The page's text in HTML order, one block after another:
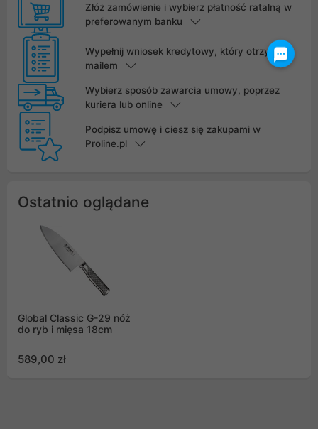
Złóż zamówienie i wybierz płatność ratalną w
preferowanym banku
Wypełnij wniosek kredytowy, który otrzymasz
mailem
Wybierz sposób zawarcia umowy, poprzez
kuriera lub online
Podpisz umowę i ciesz się zakupami w
Proline.pl
Ostatnio oglądane
Global Classic G-29 nóż
do ryb i mięsa 18cm
589,00 zł